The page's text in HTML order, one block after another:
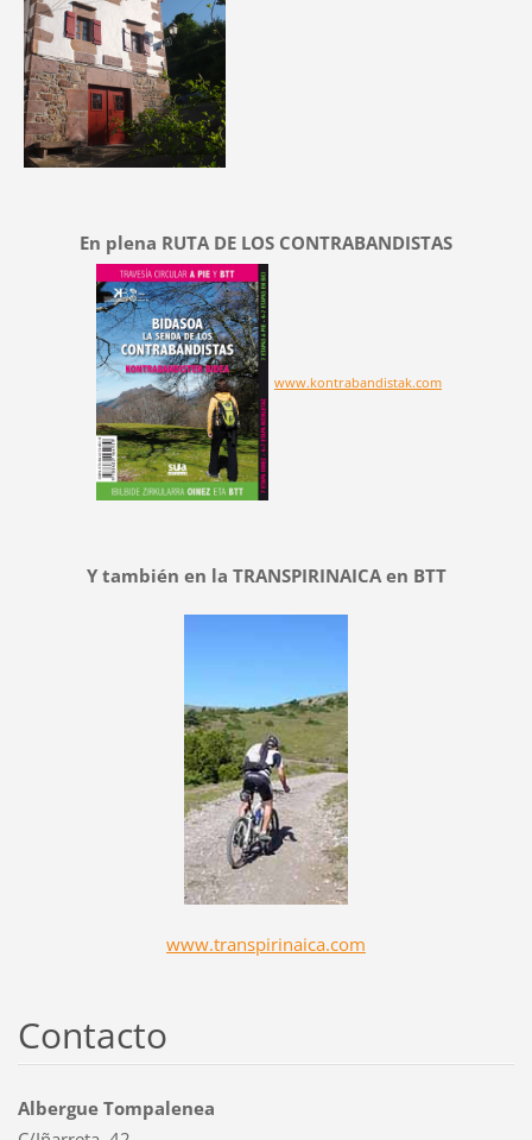
En plena RUTA DE LOS CONTRABANDISTAS
www.kontrabandistak.com
Y también en la TRANSPIRINAICA en BTT
www.transpirinaica.com
Contacto
Albergue Tompalenea